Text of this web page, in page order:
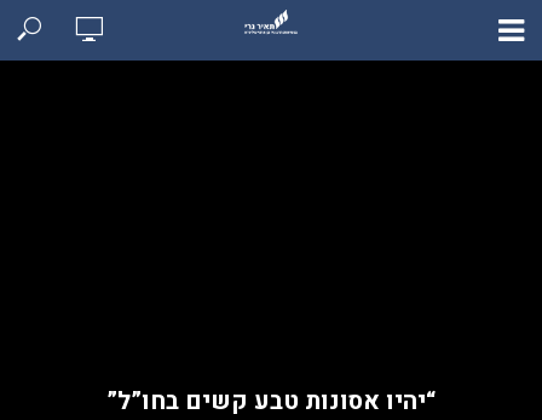
“יהיו אסונות טבע קשים בחו”ל”